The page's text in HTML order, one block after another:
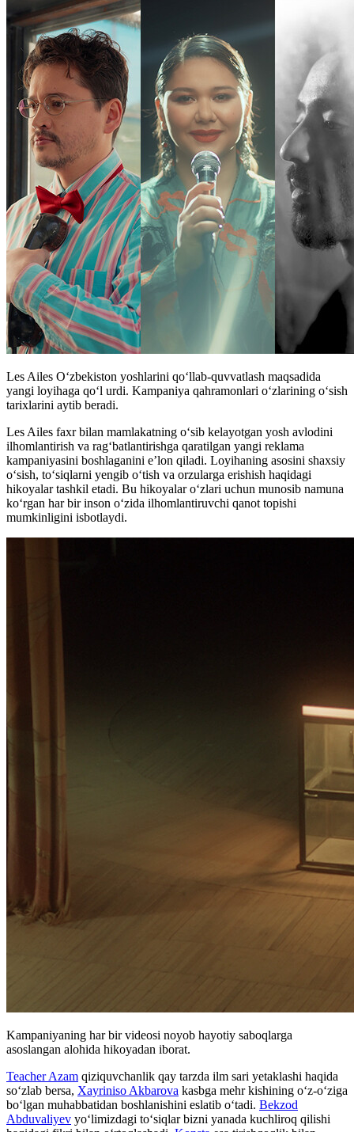
Les Ailes O‘zbekiston yoshlarini qo‘llab-quvvatlash maqsadida
yangi loyihaga qo‘l urdi. Kampaniya qahramonlari o‘zlarining o‘sish
tarixlarini aytib beradi.
Les Ailes faxr bilan mamlakatning o‘sib kelayotgan yosh avlodini
ilhomlantirish va rag‘batlantirishga qaratilgan yangi reklama
kampaniyasini boshlaganini e’lon qiladi. Loyihaning asosini shaxsiy
o‘sish, to‘siqlarni yengib o‘tish va orzularga erishish haqidagi
hikoyalar tashkil etadi. Bu hikoyalar o‘zlari uchun munosib namuna
ko‘rgan har bir inson o‘zida ilhomlantiruvchi qanot topishi
mumkinligini isbotlaydi.
Kampaniyaning har bir videosi noyob hayotiy saboqlarga
asoslangan alohida hikoyadan iborat.
Teacher Azam qiziquvchanlik qay tarzda ilm sari yetaklashi haqida
so‘zlab bersa, Xayriniso Akbarova kasbga mehr kishining o‘z-o‘ziga
bo‘lgan muhabbatidan boshlanishini eslatib o‘tadi. Bekzod
Abduvaliyev yo‘limizdagi to‘siqlar bizni yanada kuchliroq qilishi